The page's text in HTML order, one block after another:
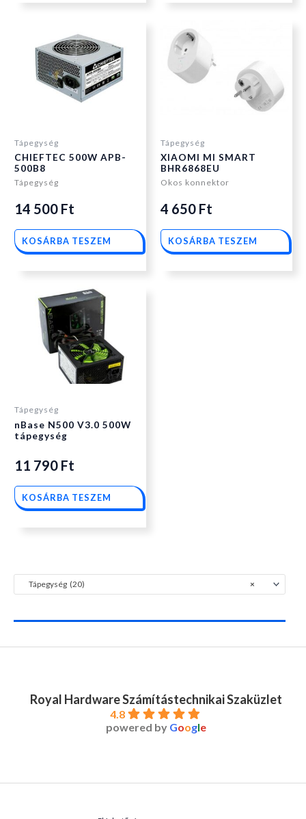
×
Tápegység (20)
Tápegység
CHIEFTEC 500W APB-
500B8
Tápegység
14 500 Ft
KOSÁRBA TESZEM
Tápegység
XIAOMI MI SMART
BHR6868EU
Okos konnektor
4 650 Ft
KOSÁRBA TESZEM
Tápegység
nBase N500 V3.0 500W
tápegység
11 790 Ft
KOSÁRBA TESZEM
Royal Hardware Számítástechnikai Szaküzlet
4.8
powered by Google